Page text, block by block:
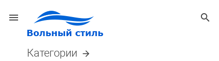
menu search
Категории arrow_forward